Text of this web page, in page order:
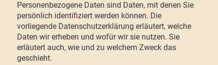
Personenbezogene Daten sind Daten, mit denen Sie
persönlich identifiziert werden können. Die
vorliegende Datenschutzerklärung erläutert, welche
Daten wir erheben und wofür wir sie nutzen. Sie
erläutert auch, wie und zu welchem Zweck das
geschieht.